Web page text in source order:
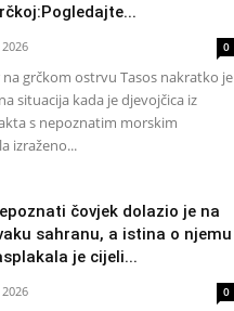
0
grčkom ostrvu Tasos nakratko je
situacija kada je djevojčica iz
s nepoznatim morskim
izraženo...
čovjek dolazio je na
sahranu, a istina o njemu
je cijeli...
0